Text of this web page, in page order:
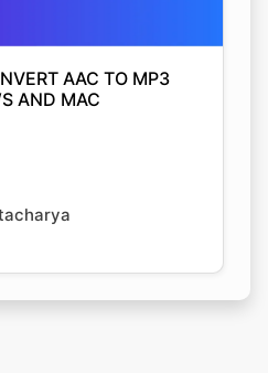
AAC TO MP3
AND MAC